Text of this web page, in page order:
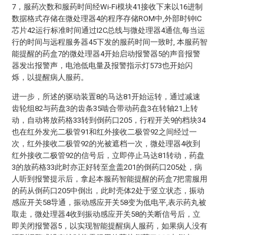
7，服药次数和服药时间经Wi-Fi模块41接收下来以16进制
数据格式存储在微处理器4的程序存储ROM中,外部时钟IC
芯片42运行标准时间通过I2C总线与微处理器4通信,每当运
行的时间与远程服务器45下发的服药时间一致时, 本服药智
能提醒的药盒7的微处理器4开始启动报警器5的声音报警
器发出报警声，电池低电量及报警指示灯573也开始闪
烁，以提醒病人服药。
进一步，所述的驱动装置8的马达81开始运转，通过减速
齿轮组82与药盘3的齿条35啮合带动药盘3在转轴21上转
动，自动将放药格33转到倒药口205，行程开关9的档块34
也在红外发光二极管91和红外接收二极管92之间经过一
次，红外接收二极管92的光被遮档一次，微处理器4收到
红外接收二极管92的信号后，立即停止马达81转动，药盘
3的放药格33此时亦正好转至盒盖201的倒药口205处，病
人听到报警提示后，拿起本服药智能提醒的药盒7把需服用
的药从倒药口205中倒出，此时壳体2处于竖立状态，振动
感应开关58导通，振动感应开关58变为低电平,表示药丸被
取走，微处理器4收到振动感应开关58的关断信号后，立
即关闭报警器5，以实现智能提醒病人服药，如果病人没有